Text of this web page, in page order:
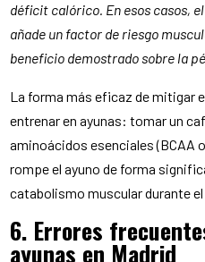
déficit calórico. En esos casos,
añade un factor de riesgo
beneficio demostrado sobre la
La forma más eficaz de mitigar
entrenar en ayunas: tomar un
aminoácidos esenciales (BCAA
rompe el ayuno de forma
catabolismo muscular durante
6. Errores
ayunas en Madrid